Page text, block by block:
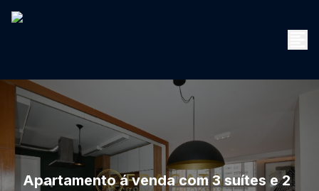
Apartamento á venda com 3 suítes e 2